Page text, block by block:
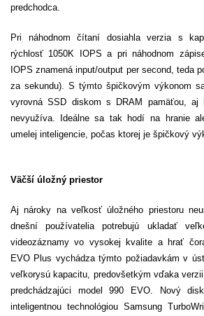
predchodca.
Pri náhodnom čítaní dosiahla verzia s
rýchlosť 1050K IOPS a pri náhodnom
IOPS znamená input/output per second, teda
za sekundu). S týmto špičkovým výkonom
vyrovná SSD diskom s DRAM pamäťou, aj
nevyužíva.
Ideálne sa tak hodí na hranie
umelej inteligencie, počas ktorej je špičkový
Väčší úložný priestor
Aj nároky na veľkosť úložného priestoru
dnešní používatelia potrebujú ukladať
videozáznamy vo vysokej kvalite a hrať
EVO Plus vychádza týmto požiadavkám v
veľkorysú kapacitu, predovšetkým vďaka
predchádzajúci model 990 EVO. Nový
inteligentnou technológiou Samsung